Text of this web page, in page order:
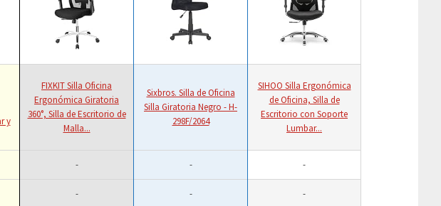
y
FIXKIT Silla Oficina
Ergonómica Giratoria
360°, Silla de Escritorio de
Malla...
Sixbros. Silla de Oficina
Silla Giratoria Negro - H-
298F/2064
SIHOO Silla Ergonómica
de Oficina, Silla de
Escritorio con Soporte
Lumbar...
- - -
- - -